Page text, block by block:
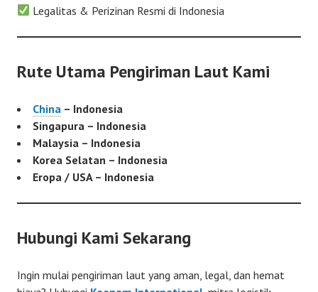
Legalitas & Perizinan Resmi di Indonesia
Rute Utama Pengiriman Laut Kami
China – Indonesia
Singapura – Indonesia
Malaysia – Indonesia
Korea Selatan – Indonesia
Eropa / USA – Indonesia
Hubungi Kami Sekarang
Ingin mulai pengiriman laut yang aman, legal, dan hemat